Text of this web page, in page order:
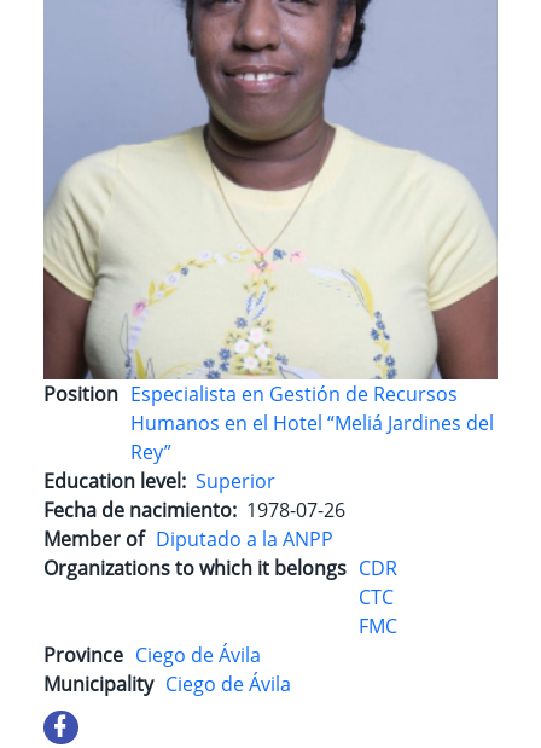
Position Especialista en Gestión de Recursos
Humanos en el Hotel “Meliá Jardines del
Rey”
Education level Superior
Fecha de nacimiento 1978-07-26
Member of Diputado a la ANPP
Organizations to which it belongs CDR
CTC
FMC
Province Ciego de Ávila
Municipality Ciego de Ávila